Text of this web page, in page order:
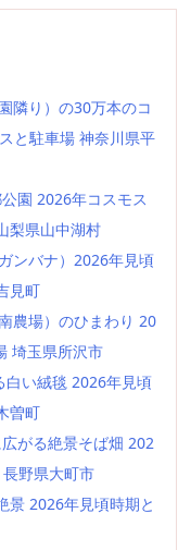
隣り）の30万本のコ
と駐車場 神奈川県平
園 2026年コスモス
梨県山中湖村
ンバナ）2026年見頃
見町
農場）のひまわり 20
埼玉県所沢市
白い絨毯 2026年見頃
曽町
がる絶景そば畑 202
野県大町市
景 2026年見頃時期と